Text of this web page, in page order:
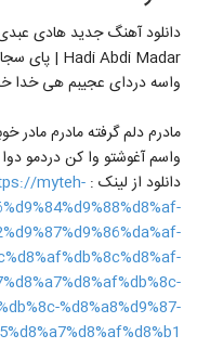
Hadi Abdi Madar | پای سجاده بشین و واسه من دعا کن امشب
واسه دردای عجیبم هی خدا
مادرم دلم گرفته مادرم مادر
واسم آغوشتو وا کن دردمو
دانلود از لینک : myteh-
%d8%a8%d9%87-